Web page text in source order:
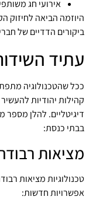
אירועי חג
היוזמה הביאה לחיזוק
ביקורים הדדיים של
עתיד
ככל שהטכנולוגיה
קהילות יהודיות
דיגיטליים. להלן מספר
בבתי כנסת:
מציאות
אפשרויות חדשות: